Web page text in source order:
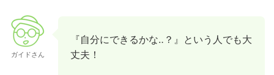
ガイドさん
『自分にできるかな‥？』という人でも大
丈夫！